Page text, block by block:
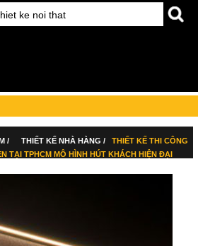
/ THIẾT KẾ NHÀ HÀNG /
THIẾT KẾ THI CÔNG
TẠI TPHCM MÔ HÌNH HÚT KHÁCH HIỆN ĐẠI